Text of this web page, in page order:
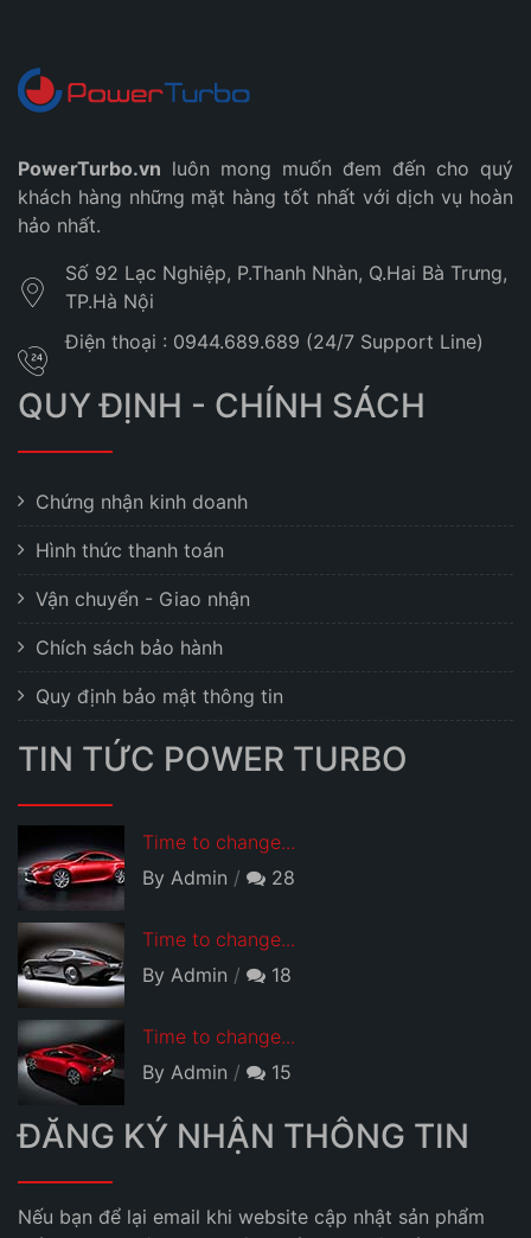
PowerTurbo.vn luôn mong muốn đem đến cho quý
khách hàng những mặt hàng tốt nhất với dịch vụ hoàn
hảo nhất.
Số 92 Lạc Nghiệp, P.Thanh Nhàn, Q.Hai Bà Trưng,
TP.Hà Nội
Điện thoại : 0944.689.689 (24/7 Support Line)
QUY ĐỊNH - CHÍNH SÁCH
Chứng nhận kinh doanh
Hình thức thanh toán
Vận chuyển - Giao nhận
Chích sách bảo hành
Quy định bảo mật thông tin
TIN TỨC POWER TURBO
Time to change...
By Admin
28
Time to change...
By Admin
18
Time to change...
By Admin
15
ĐĂNG KÝ NHẬN THÔNG TIN
Nếu bạn để lại email khi website cập nhật sản phẩm